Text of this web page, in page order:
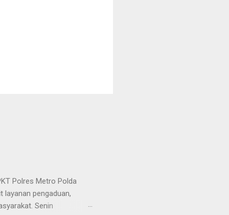
Polres Metro Polda
layanan pengaduan,
Senin